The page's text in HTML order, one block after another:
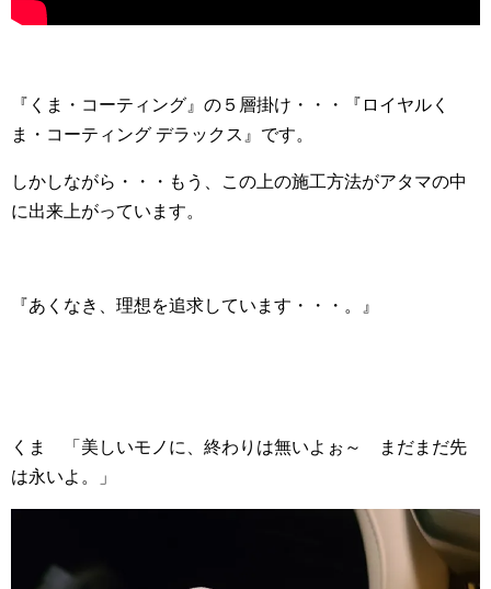
『くま・コーティング』の５層掛け・・・『ロイヤルく
ま・コーティング デラックス』です。
しかしながら・・・もう、この上の施工方法がアタマの中
に出来上がっています。
『あくなき、理想を追求しています・・・。』
くま 「美しいモノに、終わりは無いよぉ～ まだまだ先
は永いよ。」